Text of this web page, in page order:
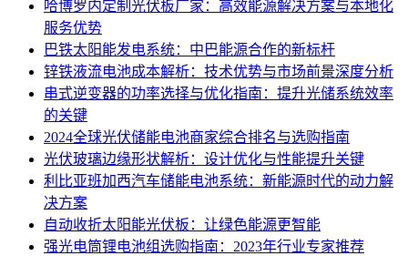
哈博罗内定制光伏板厂家：高效能源解决方案与本地化
服务优势
巴铁太阳能发电系统：中巴能源合作的新标杆
锌铁液流电池成本解析：技术优势与市场前景深度分析
串式逆变器的功率选择与优化指南：提升光储系统效率
的关键
2024全球光伏储能电池商家综合排名与选购指南
光伏玻璃边缘形状解析：设计优化与性能提升关键
利比亚班加西汽车储能电池系统：新能源时代的动力解
决方案
自动收折太阳能光伏板：让绿色能源更智能
强光电筒锂电池组选购指南：2023年行业专家推荐